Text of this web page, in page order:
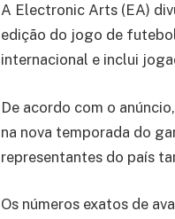
A Electronic Arts (EA)
edição do jogo de
internacional e inclui
De acordo com o
na nova temporada do
representantes do país
Os números exatos de